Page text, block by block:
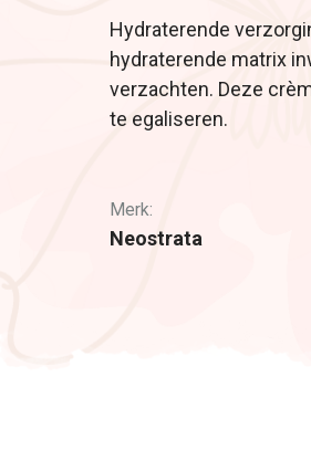
Hydraterende
hydraterende matrix
verzachten. Deze
te egaliseren.
Merk:
Neostrata